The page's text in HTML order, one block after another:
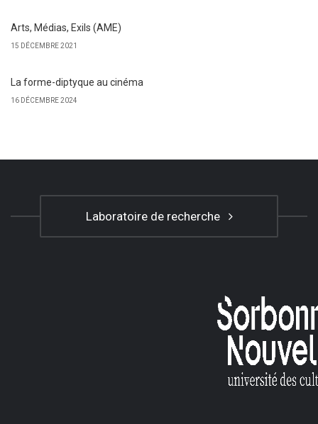
Arts, Médias, Exils (AME)
15 DÉCEMBRE 2021
La forme-diptyque au cinéma
16 DÉCEMBRE 2024
Laboratoire de recherche